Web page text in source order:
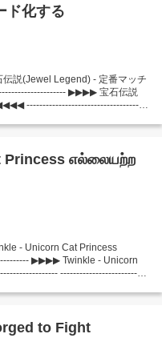
ド化する
説(Jewel Legend) - 定番マッチ
▶▶▶▶ 宝石伝説
--------------------------------------
Princess எல்லையற்ற
- Unicorn Cat Princess
▶▶▶▶ Twinkle - Unicorn
---------------------------
to Fight